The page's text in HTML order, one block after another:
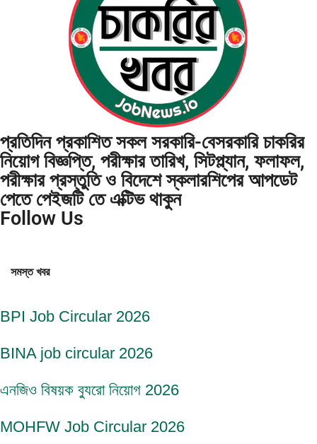
প্রতিদিন প্রকাশিত সকল সরকারি-বেসরকারি চাকরির
নিয়োগ বিজ্ঞপ্তি, পরীক্ষার তারিখ, সিটপ্ল্যান, ফলাফল,
পরীক্ষার প্রস্তুতি ও বিদেশে স্কলারশিপের আপডেট
পেতে পেইজটি তে এক্টিভ থাকুন
Follow Us
সমস্ত খবর
BPI Job Circular 2026
BINA job circular 2026
এনজিও বিষয়ক ব্যুরো নিয়োগ 2026
MOHFW Job Circular 2026